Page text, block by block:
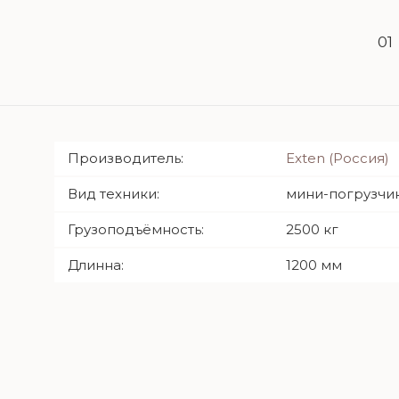
01
Производитель: Exten (Россия)
Вид техники: мини-
Грузоподъёмность: 2500 кг
Длинна: 1200 мм